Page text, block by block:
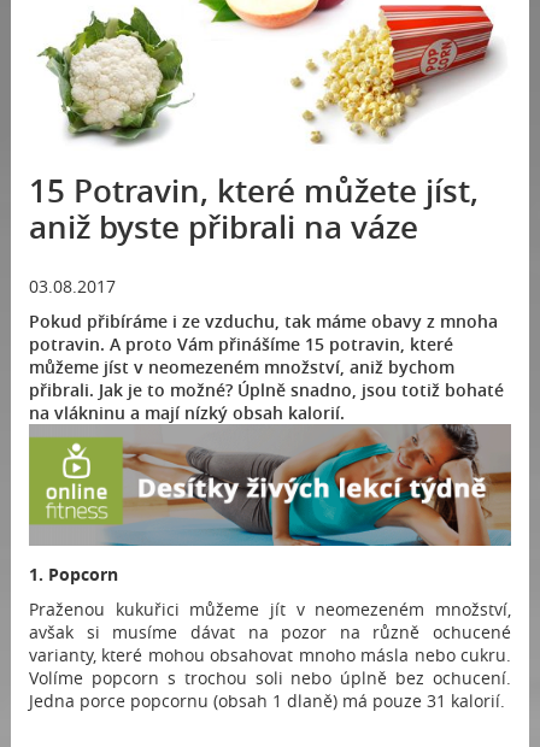
15 Potravin, které můžete jíst,
aniž byste přibrali na váze
03.08.2017
Pokud přibíráme i ze vzduchu, tak máme obavy z mnoha
potravin. A proto Vám přinášíme 15 potravin, které
můžeme jíst v neomezeném množství, aniž bychom
přibrali. Jak je to možné? Úplně snadno, jsou totiž bohaté
na vlákninu a mají nízký obsah kalorií.
1. Popcorn
Praženou kukuřici můžeme jít v neomezeném množství,
avšak si musíme dávat na pozor na různě ochucené
varianty, které mohou obsahovat mnoho másla nebo cukru.
Volíme popcorn s trochou soli nebo úplně bez ochucení.
Jedna porce popcornu (obsah 1 dlaně) má pouze 31 kalorií.